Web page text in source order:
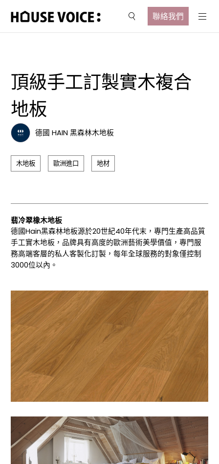
聯絡我們
頂級手工訂製實木複合
地板
德國 HAIN 黑森林木地板
木地板 歐洲進口 地材
翡冷翠橡木地板
德國Hain黑森林地板源於20世紀40年代末，專門生產高品質
手工實木地板，品牌具有高度的歐洲藝術美學價值，專門服
務高端客層的私人客製化訂製，每年全球服務的對象僅控制
3000位以內。